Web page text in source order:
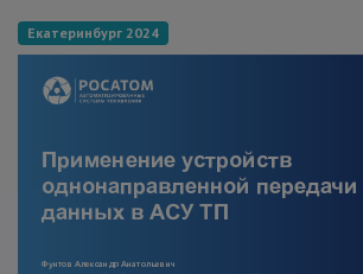
Екатеринбург 2024